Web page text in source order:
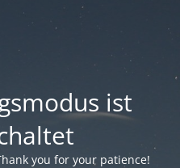
ist
you for your patience!